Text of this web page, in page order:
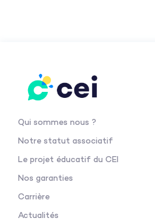
Qui sommes nous ?
Notre statut associatif
Le projet éducatif du CEI
Nos garanties
Carrière
Actualités